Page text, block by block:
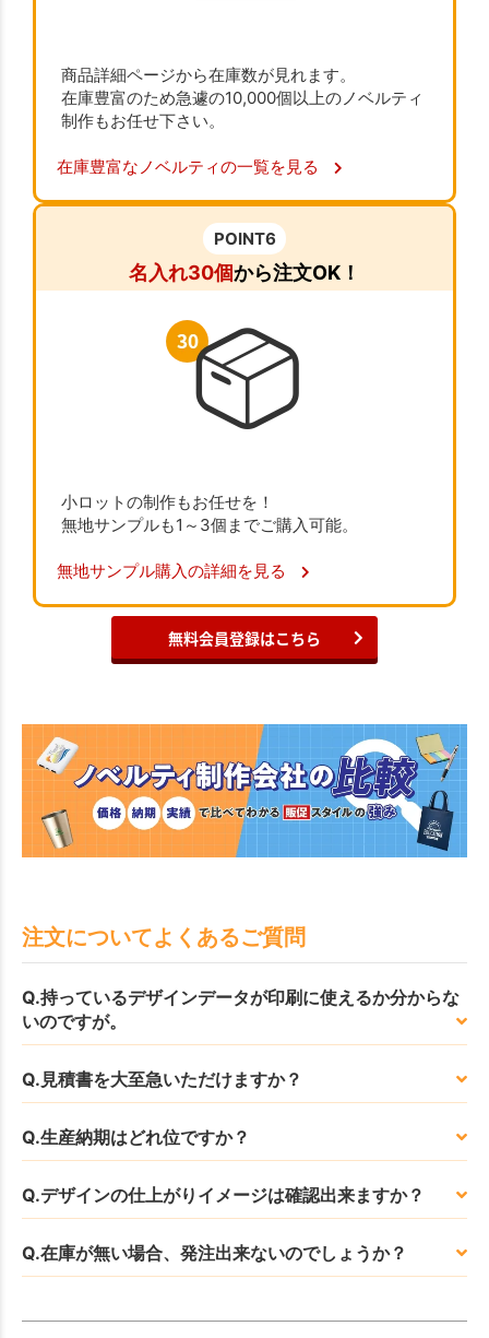
商品詳細ページから在庫数が見れます。
在庫豊富のため急遽の10,000個以上のノベルティ
制作もお任せ下さい。
在庫豊富なノベルティの一覧を見る
POINT6
名入れ30個から注文OK！
小ロットの制作もお任せを！
無地サンプルも1～3個までご購入可能。
無地サンプル購入の詳細を見る
無料会員登録はこちら
注文についてよくあるご質問
Q.持っているデザインデータが印刷に使えるか分からな
いのですが。
Q.見積書を大至急いただけますか？
Q.生産納期はどれ位ですか？
Q.デザインの仕上がりイメージは確認出来ますか？
Q.在庫が無い場合、発注出来ないのでしょうか？